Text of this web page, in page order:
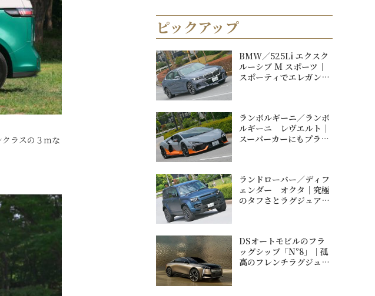
ラスの３ｍな
ピックアップ
BMW／525Li エクスク
ルーシブ M スポーツ｜
スポーティでエレガント
ランボルギーニ／ランボ
ルギーニ レヴエルト｜
スーパーカーにもプラグ
ランドローバー／ディフ
ェンダー オクタ｜究極
のタフさとラグジュアリ
DSオートモビルのフラ
ッグシップ「N°8」｜孤
高のフレンチラグジュア